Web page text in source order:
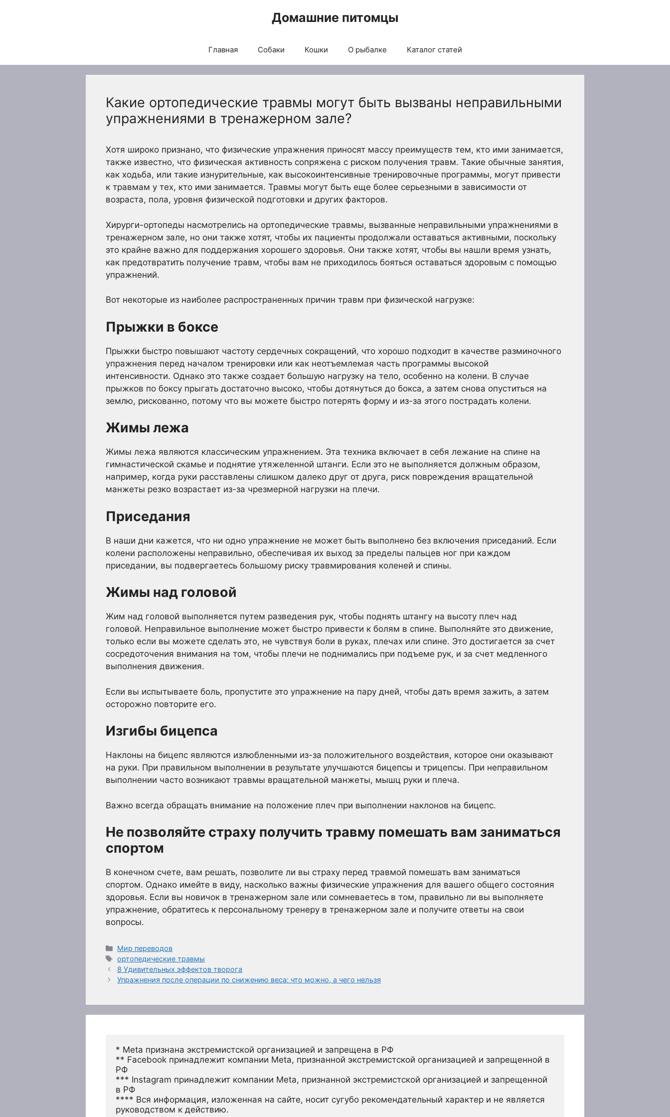
Домашние питомцы
Главная Собаки Кошки О рыбалке Каталог статей
Какие ортопедические травмы могут быть вызваны неправильными
упражнениями в тренажерном зале?
Хотя широко признано, что физические упражнения приносят массу преимуществ тем, кто ими занимается,
также известно, что физическая активность сопряжена с риском получения травм. Такие обычные занятия,
как ходьба, или такие изнурительные, как высокоинтенсивные тренировочные программы, могут привести
к травмам у тех, кто ими занимается. Травмы могут быть еще более серьезными в зависимости от
возраста, пола, уровня физической подготовки и других факторов.
Хирурги-ортопеды насмотрелись на ортопедические травмы, вызванные неправильными упражнениями в
тренажерном зале, но они также хотят, чтобы их пациенты продолжали оставаться активными, поскольку
это крайне важно для поддержания хорошего здоровья. Они также хотят, чтобы вы нашли время узнать,
как предотвратить получение травм, чтобы вам не приходилось бояться оставаться здоровым с помощью
упражнений.
Вот некоторые из наиболее распространенных причин травм при физической нагрузке:
Прыжки в боксе
Прыжки быстро повышают частоту сердечных сокращений, что хорошо подходит в качестве разминочного
упражнения перед началом тренировки или как неотъемлемая часть программы высокой
интенсивности. Однако это также создает большую нагрузку на тело, особенно на колени. В случае
прыжков по боксу прыгать достаточно высоко, чтобы дотянуться до бокса, а затем снова опуститься на
землю, рискованно, потому что вы можете быстро потерять форму и из-за этого пострадать колени.
Жимы лежа
Жимы лежа являются классическим упражнением. Эта техника включает в себя лежание на спине на
гимнастической скамье и поднятие утяжеленной штанги. Если это не выполняется должным образом,
например, когда руки расставлены слишком далеко друг от друга, риск повреждения вращательной
манжеты резко возрастает из-за чрезмерной нагрузки на плечи.
Приседания
В наши дни кажется, что ни одно упражнение не может быть выполнено без включения приседаний. Если
колени расположены неправильно, обеспечивая их выход за пределы пальцев ног при каждом
приседании, вы подвергаетесь большому риску травмирования коленей и спины.
Жимы над головой
Жим над головой выполняется путем разведения рук, чтобы поднять штангу на высоту плеч над
головой. Неправильное выполнение может быстро привести к болям в спине. Выполняйте это движение,
только если вы можете сделать это, не чувствуя боли в руках, плечах или спине. Это достигается за счет
сосредоточения внимания на том, чтобы плечи не поднимались при подъеме рук, и за счет медленного
выполнения движения.
Если вы испытываете боль, пропустите это упражнение на пару дней, чтобы дать время зажить, а затем
осторожно повторите его.
Изгибы бицепса
Наклоны на бицепс являются излюбленными из-за положительного воздействия, которое они оказывают
на руки. При правильном выполнении в результате улучшаются бицепсы и трицепсы. При неправильном
выполнении часто возникают травмы вращательной манжеты, мышц руки и плеча.
Важно всегда обращать внимание на положение плеч при выполнении наклонов на бицепс.
Не позволяйте страху получить травму помешать вам заниматься
спортом
В конечном счете, вам решать, позволите ли вы страху перед травмой помешать вам заниматься
спортом. Однако имейте в виду, насколько важны физические упражнения для вашего общего состояния
здоровья. Если вы новичок в тренажерном зале или сомневаетесь в том, правильно ли вы выполняете
упражнение, обратитесь к персональному тренеру в тренажерном зале и получите ответы на свои
вопросы.
Рубрики
Мир переводов
Метки
ортопедические травмы
8 Удивительных эффектов творога
Упражнения после операции по снижению веса: что можно, а чего нельзя
* Meta признана экстремистской организацией и запрещена в РФ
** Facebook принадлежит компании Meta, признанной экстремистской организацией и запрещенной в
РФ
*** Instagram принадлежит компании Meta, признанной экстремистской организацией и запрещенной
в РФ
**** Вся информация, изложенная на сайте, носит сугубо рекомендательный характер и не является
руководством к действию.